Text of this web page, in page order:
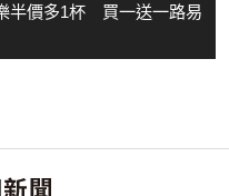
半價多1杯 買一送一路易